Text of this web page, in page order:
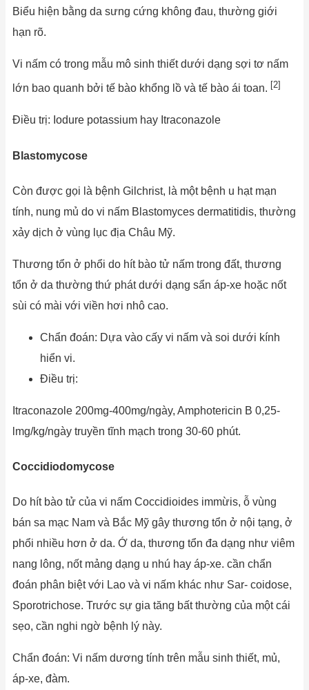
Biểu hiện bằng da sưng cứng không đau, thường giới
hạn rõ.
Vi nấm có trong mẫu mô sinh thiết dưới dạng sợi tơ nấm
lớn bao quanh bởi tế bào khổng lồ và tế bào ái toan. [2]
Điều trị: Iodure potassium hay Itraconazole
Blastomycose
Còn được gọi là bệnh Gilchrist, là một bệnh u hạt mạn
tính, nung mủ do vi nấm Blasto­myces dermatitidis, thường
xảy dịch ở vùng lục địa Châu Mỹ.
Thương tổn ở phổi do hít bào tử nấm trong đất, thương
tổn ở da thường thứ phát dưới dạng sẩn áp-xe hoặc nốt
sùi có mài với viền hơi nhô cao.
Chẩn đoán: Dựa vào cấy vi nấm và soi dưới kính
hiển vi.
Điều trị:
Itraconazole 200mg-400mg/ngày, Amphotericin B 0,25-
lmg/kg/ngày truyền tĩnh mạch trong 30-60 phút.
Coccidiodomycose
Do hít bào tử của vi nấm Coccidioides immừis, ỗ vùng
bán sa mạc Nam và Bắc Mỹ gây thương tổn ở nội tạng, ở
phổi nhiều hơn ở da. Ớ da, thương tổn đa dạng như viêm
nang lông, nốt mảng dạng u nhú hay áp-xe. cần chẩn
đoán phân biệt với Lao và vi nấm khác như Sar- coidose,
Sporotrichose. Trước sự gia tăng bất thường của một cái
sẹo, cần nghi ngờ bệnh lý này.
Chẩn đoán: Vi nấm dương tính trên mẫu sinh thiết, mủ,
áp-xe, đàm.